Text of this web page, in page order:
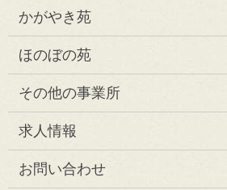
かがやき苑
ほのぼの苑
その他の事業所
求人情報
お問い合わせ